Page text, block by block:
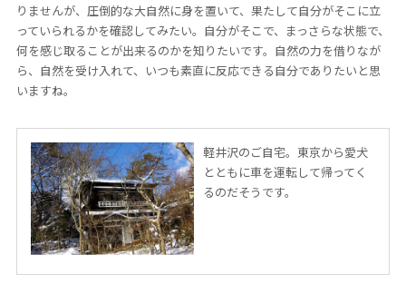
りませんが、圧倒的な大自然に身を置いて、果たして自分がそこに立
っていられるかを確認してみたい。自分がそこで、まっさらな状態で、
何を感じ取ることが出来るのかを知りたいです。自然の力を借りなが
ら、自然を受け入れて、いつも素直に反応できる自分でありたいと思
いますね。
軽井沢のご自宅。東京から愛犬
とともに車を運転して帰ってく
るのだそうです。